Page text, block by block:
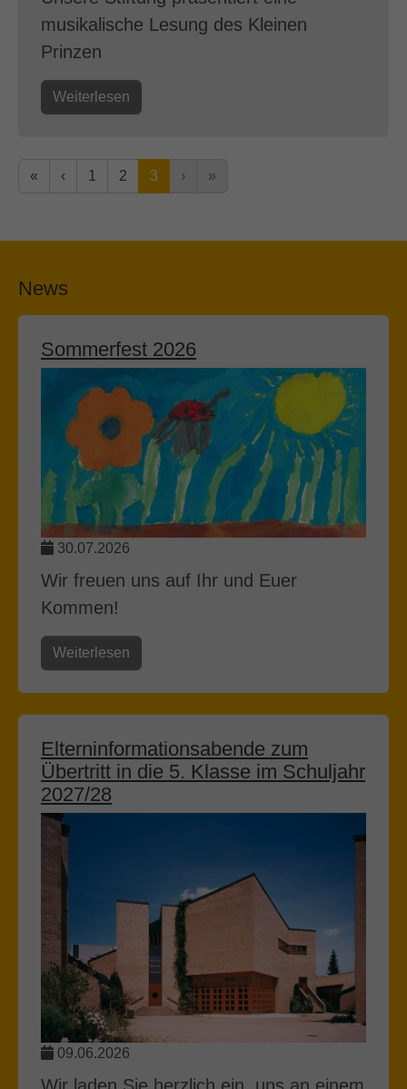
musikalische Lesung des Kleinen
Prinzen
Weiterlesen
« ‹ 1 2 3 › »
News
Sommerfest 2026
30.07.2026
Wir freuen uns auf Ihr und Euer
Kommen!
Weiterlesen
Elterninformationsabende zum
Übertritt in die 5. Klasse im Schuljahr
2027/28
09.06.2026